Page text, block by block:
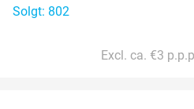
Solgt: 802
Excl. ca. €3